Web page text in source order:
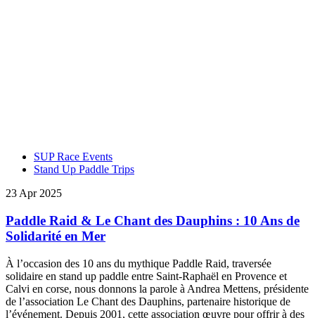
SUP Race Events
Stand Up Paddle Trips
23 Apr 2025
Paddle Raid & Le Chant des Dauphins : 10 Ans de
Solidarité en Mer
À l’occasion des 10 ans du mythique Paddle Raid, traversée
solidaire en stand up paddle entre Saint-Raphaël en Provence et
Calvi en corse, nous donnons la parole à Andrea Mettens, présidente
de l’association Le Chant des Dauphins, partenaire historique de
l’événement. Depuis 2001, cette association œuvre pour offrir à des